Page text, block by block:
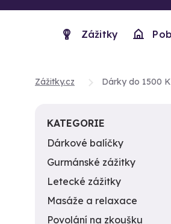
Zážitky
Zážitky.cz Dárky do 1500
KATEGORIE
Dárkové balíčky
Gurmánské zážitky
Letecké zážitky
Masáže a relaxace
Povolání na zkoušku